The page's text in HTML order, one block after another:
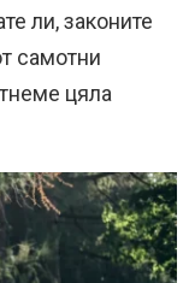
ли, законите
самотни
цяла